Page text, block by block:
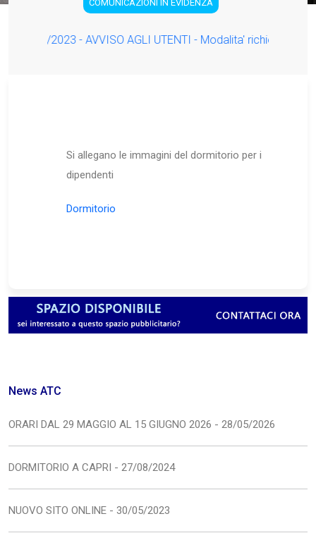
COMUNICAZIONI IN EVIDENZA
27/05/2023 - AVVISO AGLI UTENTI - Modalita' richiesta Bonus
Si allegano le immagini del dormitorio per i
dipendenti
Dormitorio
News ATC
ORARI DAL 29 MAGGIO AL 15 GIUGNO 2026 - 28/05/2026
DORMITORIO A CAPRI - 27/08/2024
NUOVO SITO ONLINE - 30/05/2023